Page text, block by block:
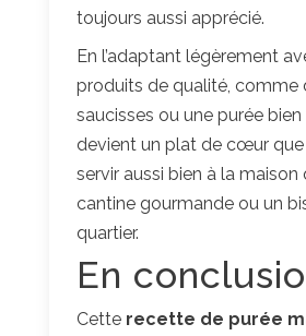
toujours aussi apprécié.
En l’adaptant légèrement
produits de qualité, comme
saucisses ou une purée bien
devient un plat de cœur que
servir aussi bien à la maison
cantine gourmande ou un
quartier.
En
Cette recette de purée